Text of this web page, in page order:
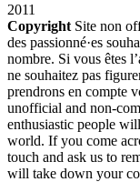
2011
Copyright Site non
des passionné·es
nombre. Si vous êtes
ne souhaitez pas
prendrons en compte
unofficial and non-
enthusiastic people
world. If you come
touch and ask us to
will take down your